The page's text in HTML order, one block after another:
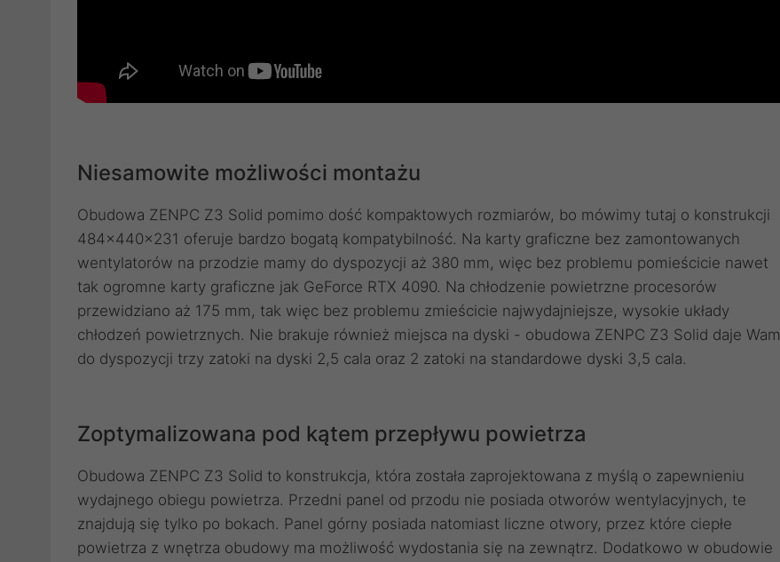
Niesamowite możliwości montażu
Obudowa ZENPC Z3 Solid pomimo dość kompaktowych rozmiarów, bo mówimy tutaj o konstrukcji
484x440x231 oferuje bardzo bogatą kompatybilność. Na karty graficzne bez zamontowanych
wentylatorów na przodzie mamy do dyspozycji aż 380 mm, więc bez problemu pomieścicie nawet
tak ogromne karty graficzne jak GeForce RTX 4090. Na chłodzenie powietrzne procesorów
przewidziano aż 175 mm, tak więc bez problemu zmieścicie najwydajniejsze, wysokie układy
chłodzeń powietrznych. Nie brakuje również miejsca na dyski - obudowa ZENPC Z3 Solid daje Wam
do dyspozycji trzy zatoki na dyski 2,5 cala oraz 2 zatoki na standardowe dyski 3,5 cala.
Zoptymalizowana pod kątem przepływu powietrza
Obudowa ZENPC Z3 Solid to konstrukcja, która została zaprojektowana z myślą o zapewnieniu
wydajnego obiegu powietrza. Przedni panel od przodu nie posiada otworów wentylacyjnych, te
znajdują się tylko po bokach. Panel górny posiada natomiast liczne otwory, przez które ciepłe
powietrza z wnętrza obudowy ma możliwość wydostania się na zewnątrz. Dodatkowo w obudowie